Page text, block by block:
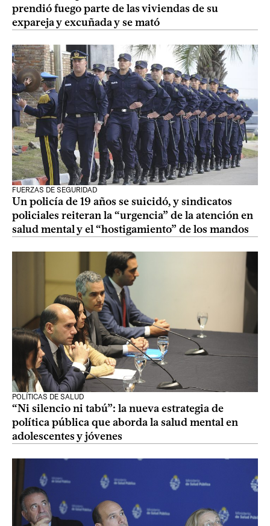
prendió fuego parte de las viviendas de su
expareja y excuñada y se mató
FUERZAS DE SEGURIDAD
Un policía de 19 años se suicidó, y sindicatos
policiales reiteran la “urgencia” de la atención en
salud mental y el “hostigamiento” de los mandos
POLÍTICAS DE SALUD
“Ni silencio ni tabú”: la nueva estrategia de
política pública que aborda la salud mental en
adolescentes y jóvenes